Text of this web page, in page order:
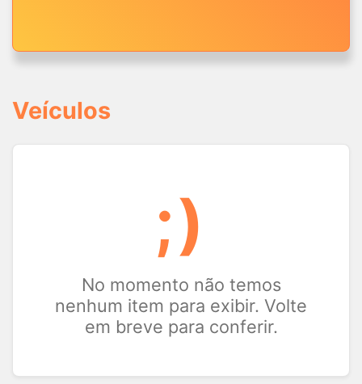
Veículos
;)
No momento não temos
nenhum item para exibir. Volte
em breve para conferir.